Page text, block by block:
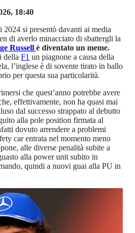
18:40
si presentò davanti ai media
di averlo minacciato di sbattergli la
Russell è diventato un meme.
della F1 un piagnone a causa della
l’inglese è di sovente tirato in ballo
per questa sua particolarità.
che quest’anno potrebbe avere
effettivamente, non ha quasi mai
dal successo strappato al debutto
alla pole position firmata al
dovuto arrendere a problemi
car entrata nel momento meno
alle diverse penalità subite a
alla power unit subito in
quindi a nuovi guai alla PU in